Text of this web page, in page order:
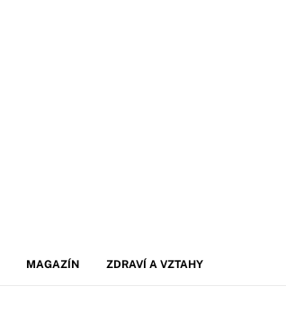
MAGAZÍN ZDRAVÍ A VZTAHY